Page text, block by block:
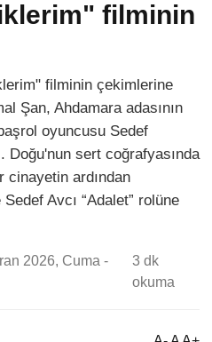
filminin
filminin çekimlerine
Şan, Ahdamara adasının
oyuncusu Sedef
Doğu'nun sert coğrafyasında
cinayetin ardından
Avcı “Adalet” rolüne
2026, Cuma -
3 dk
okuma